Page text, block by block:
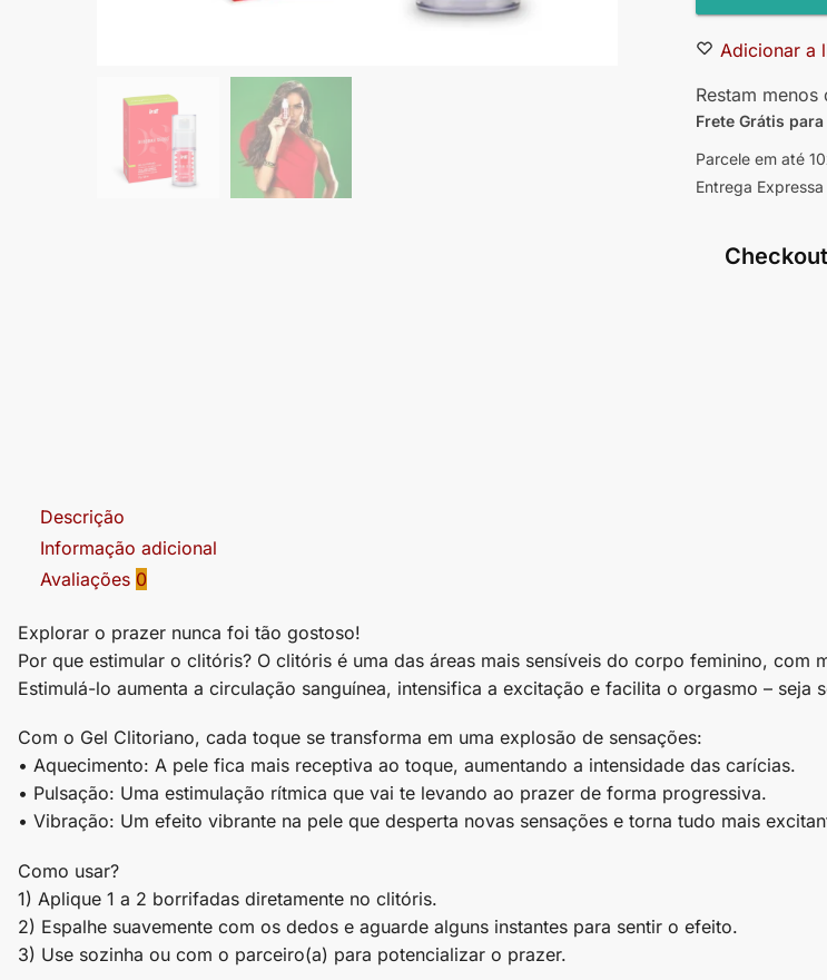
Adicionar a
Restam menos
Frete Grátis
Parcele em até
Entrega
Descrição
Informação adicional
Avaliações 0
Explorar o prazer nunca foi tão gostoso!
Por que estimular o clitóris? O clitóris é uma das áreas mais sensíveis do corpo feminino,
Estimulá-lo aumenta a circulação sanguínea, intensifica a excitação e facilita o orgasmo – seja
Com o Gel Clitoriano, cada toque se transforma em uma explosão de sensações:
• Aquecimento: A pele fica mais receptiva ao toque, aumentando a intensidade das carícias.
• Pulsação: Uma estimulação rítmica que vai te levando ao prazer de forma progressiva.
• Vibração: Um efeito vibrante na pele que desperta novas sensações e torna tudo mais
Como usar?
1) Aplique 1 a 2 borrifadas diretamente no clitóris.
2) Espalhe suavemente com os dedos e aguarde alguns instantes para sentir o efeito.
3) Use sozinha ou com o parceiro(a) para potencializar o prazer.